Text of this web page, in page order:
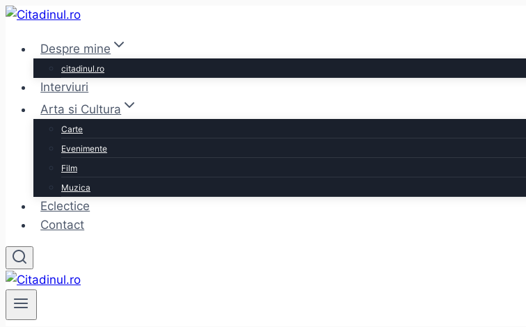
Skip
contentDespre mine
citadinul.ro
Interviuri
Arta si Cultura
Carte
Evenimente
Film
Muzica
Eclectice
Contact